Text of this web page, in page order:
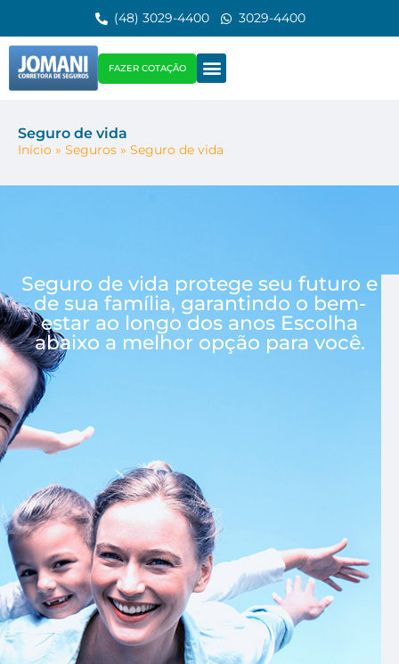
(48) 3029-4400 3029-4400
FAZER COTAÇÃO
Seguro de vida
Início » Seguros » Seguro de vida
Seguro de vida protege seu futuro e
de sua família, garantindo o bem-
estar ao longo dos anos Escolha
abaixo a melhor opção para você.